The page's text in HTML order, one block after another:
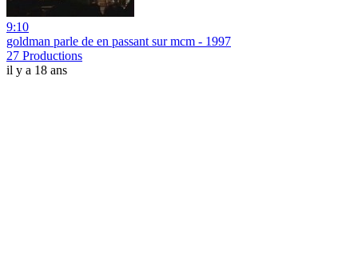
9:10
goldman parle de en passant sur mcm - 1997
27 Productions
il y a 18 ans